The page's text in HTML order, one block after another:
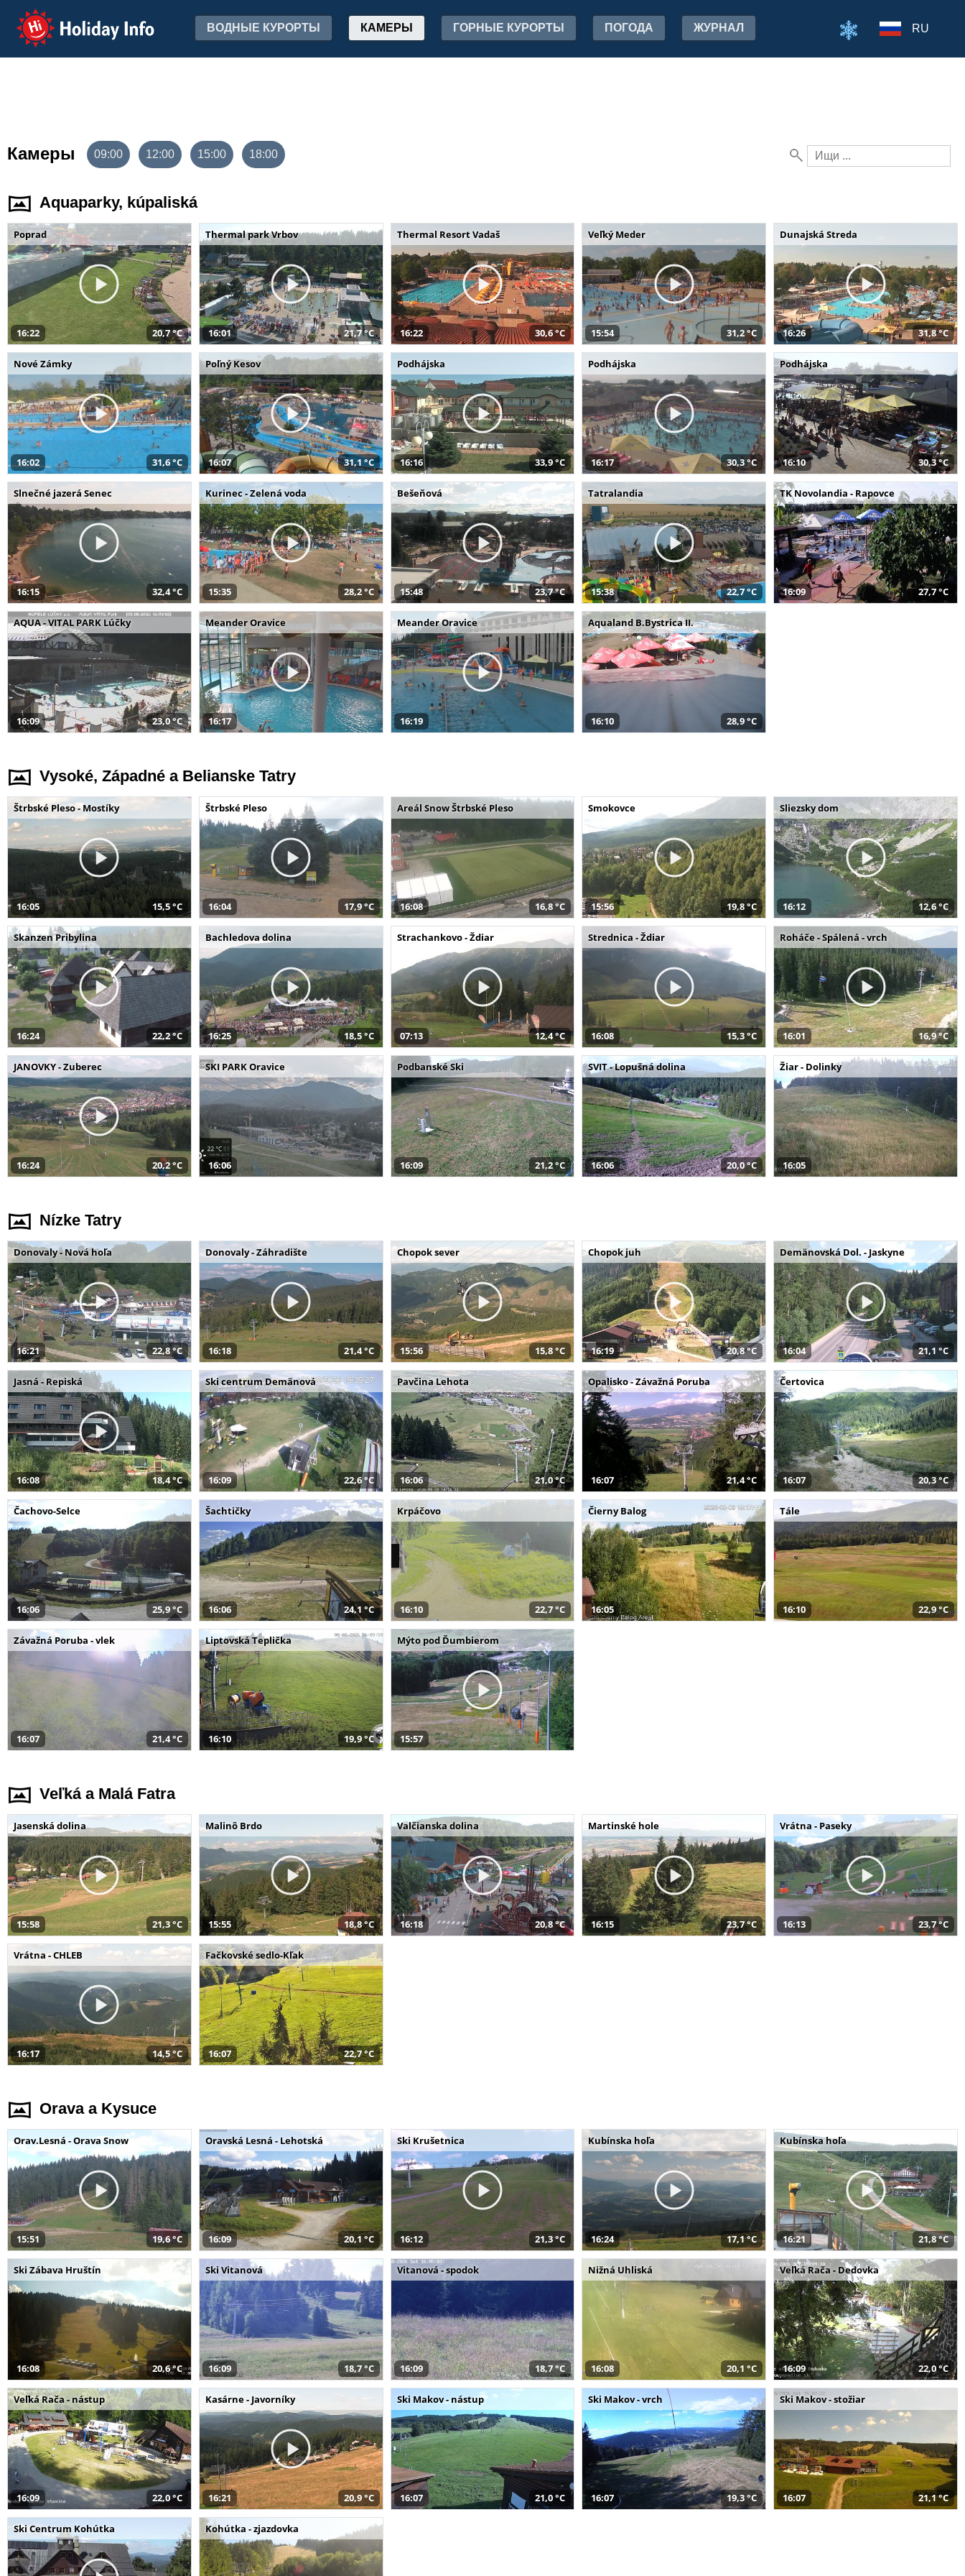
Holiday Info ВОДНЫЕ КУРОРТЫ КАМЕРЫ ГОРНЫЕ КУРОРТЫ ПОГОДА ЖУРНАЛ RU
Камеры 09:00 12:00 15:00 18:00
Aquaparky, kúpaliská
Poprad
16:22 20,7 °C
Thermal park Vrbov
16:01 21,7 °C
Thermal Resort Vadaš
16:22 30,6 °C
Veľký Meder
15:54 31,2 °C
Dunajská Streda
16:26 31,8 °C
Nové Zámky
16:02 31,6 °C
Poľný Kesov
16:07 31,1 °C
Podhájska
16:16 33,9 °C
Podhájska
16:17 30,3 °C
Podhájska
16:10 30,3 °C
Slnečné jazerá Senec
16:15 32,4 °C
Kurinec - Zelená voda
15:35 28,2 °C
Bešeňová
15:48 23,7 °C
Tatralandia
15:38 22,7 °C
TK Novolandia - Rapovce
16:09 27,7 °C
AQUA - VITAL PARK Lúčky
16:09 23,0 °C
Meander Oravice
16:17
Meander Oravice
16:19
Aqualand B.Bystrica II.
16:10 28,9 °C
Vysoké, Západné a Belianske Tatry
Štrbské Pleso - Mostíky
16:05 15,5 °C
Štrbské Pleso
16:04 17,9 °C
Areál Snow Štrbské Pleso
16:08 16,8 °C
Smokovce
15:56 19,8 °C
Sliezsky dom
16:12 12,6 °C
Skanzen Pribylina
16:24 22,2 °C
Bachledova dolina
16:25 18,5 °C
Strachankovo - Ždiar
07:13 12,4 °C
Strednica - Ždiar
16:08 15,3 °C
Roháče - Spálená - vrch
16:01 16,9 °C
JANOVKY - Zuberec
16:24 20,2 °C
SKI PARK Oravice
16:06
Podbanské Ski
16:09 21,2 °C
SVIT - Lopušná dolina
16:06 20,0 °C
Žiar - Dolinky
16:05
Nízke Tatry
Donovaly - Nová hoľa
16:21 22,8 °C
Donovaly - Záhradište
16:18 21,4 °C
Chopok sever
15:56 15,8 °C
Chopok juh
16:19 20,8 °C
Demänovská Dol. - Jaskyne
16:04 21,1 °C
Jasná - Repiská
16:08 18,4 °C
Ski centrum Demänová
16:09 22,6 °C
Pavčina Lehota
16:06 21,0 °C
Opalisko - Závažná Poruba
16:07 21,4 °C
Čertovica
16:07 20,3 °C
Čachovo-Selce
16:06 25,9 °C
Šachtičky
16:06 24,1 °C
Krpáčovo
16:10 22,7 °C
Čierny Balog
16:05
Tále
16:10 22,9 °C
Závažná Poruba - vlek
16:07 21,4 °C
Liptovská Teplička
16:10 19,9 °C
Mýto pod Ďumbierom
15:57
Veľká a Malá Fatra
Jasenská dolina
15:58 21,3 °C
Malinô Brdo
15:55 18,8 °C
Valčianska dolina
16:18 20,8 °C
Martinské hole
16:15 23,7 °C
Vrátna - Paseky
16:13 23,7 °C
Vrátna - CHLEB
16:17 14,5 °C
Fačkovské sedlo-Kľak
16:07 22,7 °C
Orava a Kysuce
Orav.Lesná - Orava Snow
15:51 19,6 °C
Oravská Lesná - Lehotská
16:09 20,1 °C
Ski Krušetnica
16:12 21,3 °C
Kubínska hoľa
16:24 17,1 °C
Kubínska hoľa
16:21 21,8 °C
Ski Zábava Hruštín
16:08 20,6 °C
Ski Vitanová
16:09 18,7 °C
Vitanová - spodok
16:09 18,7 °C
Nižná Uhliská
16:08 20,1 °C
Veľká Rača - Dedovka
16:09 22,0 °C
Veľká Rača - nástup
16:09 22,0 °C
Kasárne - Javorníky
16:21 20,9 °C
Ski Makov - nástup
16:07 21,0 °C
Ski Makov - vrch
16:07 19,3 °C
Ski Makov - stožiar
16:07 21,1 °C
Ski Centrum Kohútka Kohútka - zjazdovka